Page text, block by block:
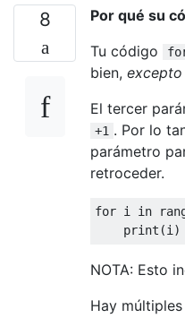
8
Por qué su
Tu código
bien, excepto
El tercer
+1 . Por lo
parámetro
retroceder.
for i in
print (i )
NOTA: Esto
Hay